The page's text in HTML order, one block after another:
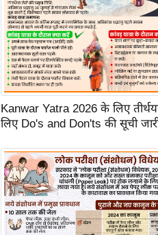
Kanwar Yatra 2026 के लिए
लिए Do's and Don'ts की सूची